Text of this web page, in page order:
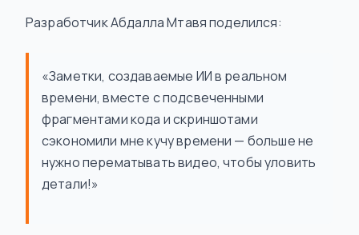
Разработчик Абдалла Мтавя поделился:
«Заметки, создаваемые ИИ в реальном
времени, вместе с подсвеченными
фрагментами кода и скриншотами
сэкономили мне кучу времени — больше не
нужно перематывать видео, чтобы уловить
детали!»